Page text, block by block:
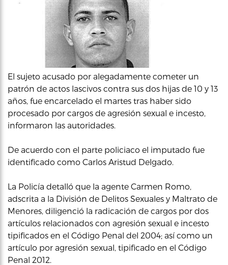
El sujeto acusado por alegadamente cometer un
patrón de actos lascivos contra sus dos hijas de 10 y 13
años, fue encarcelado el martes tras haber sido
procesado por cargos de agresión sexual e incesto,
informaron las autoridades.
De acuerdo con el parte policiaco el imputado fue
identificado como Carlos Aristud Delgado.
La Policía detalló que la agente Carmen Romo,
adscrita a la División de Delitos Sexuales y Maltrato de
Menores, diligenció la radicación de cargos por dos
artículos relacionados con agresión sexual e incesto
tipificados en el Código Penal del 2004; así como un
artículo por agresión sexual, tipificado en el Código
Penal 2012.